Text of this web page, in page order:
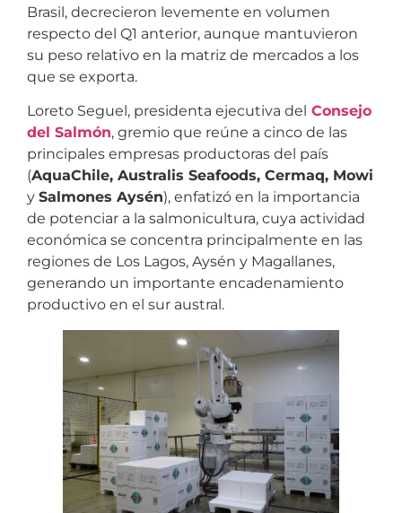
Brasil, decrecieron levemente en volumen
respecto del Q1 anterior, aunque mantuvieron
su peso relativo en la matriz de mercados a los
que se exporta.
Loreto Seguel, presidenta ejecutiva del Consejo
del Salmón, gremio que reúne a cinco de las
principales empresas productoras del país
(AquaChile, Australis Seafoods, Cermaq, Mowi
y Salmones Aysén), enfatizó en la importancia
de potenciar a la salmonicultura, cuya actividad
económica se concentra principalmente en las
regiones de Los Lagos, Aysén y Magallanes,
generando un importante encadenamiento
productivo en el sur austral.